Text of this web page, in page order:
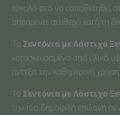
εύκολο στο να τοποθετηθεί
παραμένει σταθερό κατά τη
Τα Σεντόνια με Λάστιχο
κατασκευασμένο από υλικό
αντέξει την καθημερινή
Τα Σεντόνια με Λάστιχο
την πιο δημοφιλή επιλογή